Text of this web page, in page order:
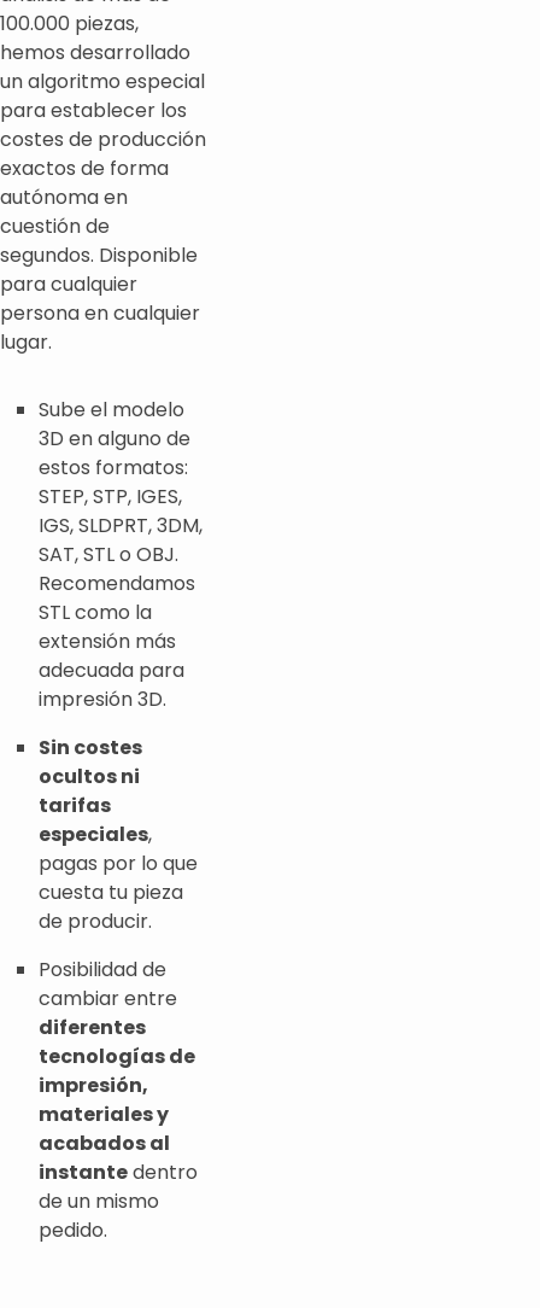
100.000 piezas,
hemos desarrollado
un algoritmo especial
para establecer los
costes de producción
exactos de forma
autónoma en
cuestión de
segundos. Disponible
para cualquier
persona en cualquier
lugar.
Sube el modelo
3D en alguno de
estos formatos:
STEP, STP, IGES,
IGS, SLDPRT, 3DM,
SAT, STL o OBJ.
Recomendamos
STL como la
extensión más
adecuada para
impresión 3D.
Sin costes
ocultos ni
tarifas
especiales,
pagas por lo que
cuesta tu pieza
de producir.
Posibilidad de
cambiar entre
diferentes
tecnologías de
impresión,
materiales y
acabados al
instantedentro
de un mismo
pedido.